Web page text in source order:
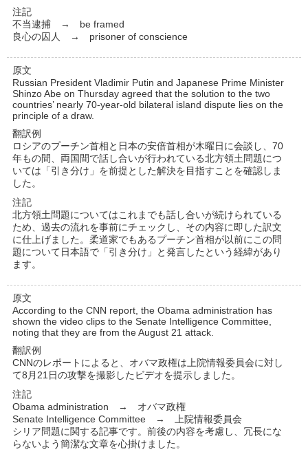
注記
不当逮捕 → be framed
良心の囚人 → prisoner of conscience
原文
Russian President Vladimir Putin and Japanese Prime Minister
Shinzo Abe on Thursday agreed that the solution to the two
countries’ nearly 70-year-old bilateral island dispute lies on the
principle of a draw.
翻訳例
ロシアのプーチン首相と日本の安倍首相が木曜日に会談し、70
年もの間、両国間で話し合いが行われている北方領土問題につ
いては「引き分け」を前提とした解決を目指すことを確認しま
した。
注記
北方領土問題についてはこれまでも話し合いが続けられている
ため、過去の流れを事前にチェックし、その内容に即した訳文
に仕上げました。柔道家でもあるプーチン首相が以前にこの問
題について日本語で「引き分け」と発言したという経緯があり
ます。
原文
According to the CNN report, the Obama administration has
shown the video clips to the Senate Intelligence Committee,
noting that they are from the August 21 attack.
翻訳例
CNNのレポートによると、オバマ政権は上院情報委員会に対し
て8月21日の攻撃を撮影したビデオを提示しました。
注記
Obama administration → オバマ政権
Senate Intelligence Committee → 上院情報委員会
シリア問題に関する記事です。前後の内容を考慮し、冗長にな
らないよう簡潔な文章を心掛けました。